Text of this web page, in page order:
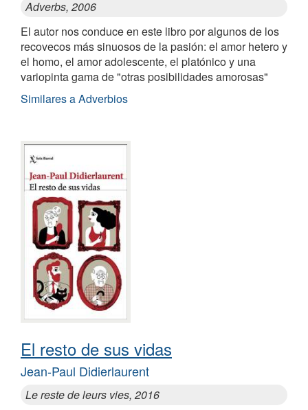
Adverbs, 2006
El autor nos conduce en este libro por algunos de los
recovecos más sinuosos de la pasión: el amor hetero y
el homo, el amor adolescente, el platónico y una
variopinta gama de "otras posibilidades amorosas"
Similares a Adverbios
El resto de sus vidas
Jean-Paul Didierlaurent
Le reste de leurs vies, 2016